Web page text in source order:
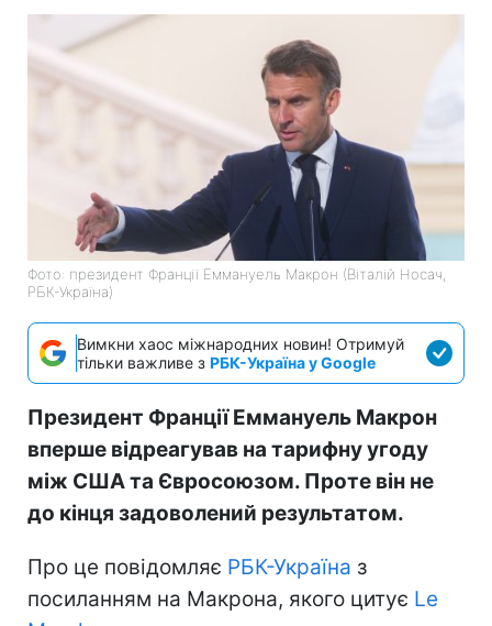
Фото: президент Франції Еммануель Макрон (Віталій Носач,
РБК-Україна)
Вимкни хаос міжнародних новин! Отримуй
тільки важливе з РБК-Україна у Google
Президент Франції Еммануель Макрон
вперше відреагував на тарифну угоду
між США та Євросоюзом. Проте він не
до кінця задоволений результатом.
Про це повідомляє РБК-Україна з
посиланням на Макрона, якого цитує Le